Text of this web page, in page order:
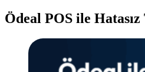
Ödeal POS ile